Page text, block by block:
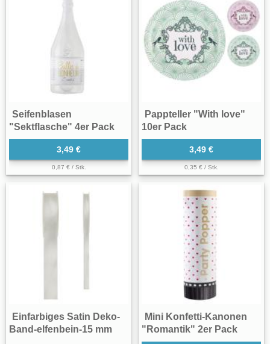
Seifenblasen
"Sektflasche" 4er Pack
3,49 €
0,87 € / Stk.
Pappteller "With love"
10er Pack
3,49 €
0,35 € / Stk.
Einfarbiges Satin Deko-
Band-elfenbein-15 mm
Mini Konfetti-Kanonen
"Romantik" 2er Pack